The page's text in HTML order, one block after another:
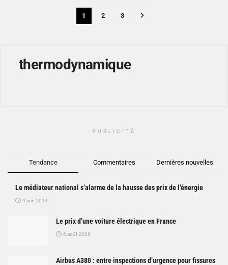
1 2 3
thermodynamique
PUBLICITÉ
Tendance Commentaires Dernières nouvelles
Le médiateur national s’alarme de la hausse des prix de l’énergie
4 juin 2014
Le prix d’une voiture électrique en France
6 août 2026
Airbus A380 : entre inspections d’urgence pour fissures